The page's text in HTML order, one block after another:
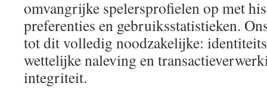
omvangrijke spelersprofielen op met
preferenties en gebruiksstatistieken.
tot dit volledig noodzakelijke:
wettelijke naleving en
integriteit.